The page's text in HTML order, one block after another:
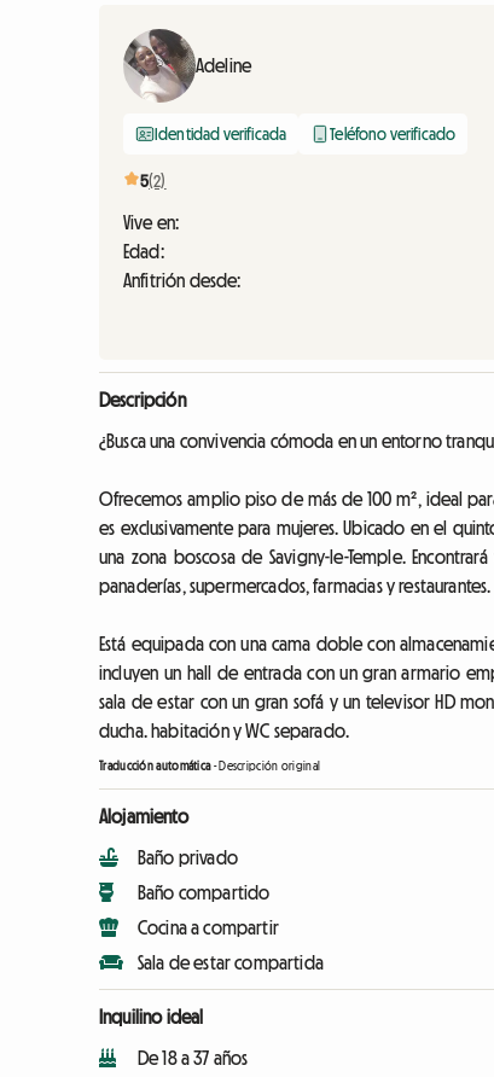
Adeline
Identidad verificada Teléfono verificado
5(2)
Vive en:
Edad:
Anfitrión desde:
Descripción
¿Busca una convivencia cómoda en un entorno
Ofrecemos amplio piso de más de 100 m², ideal
es exclusivamente para mujeres. Ubicado en el
una zona boscosa de Savigny-le-Temple.
panaderías, supermercados, farmacias y restaurantes.
Está equipada con una cama doble con
incluyen un hall de entrada con un gran armario
sala de estar con un gran sofá y un televisor HD
ducha. habitación y WC separado.
Traducción automática-Descripción original
Alojamiento
Baño privado
Baño compartido
Cocina a compartir
Sala de estar compartida
Inquilino ideal
De 18 a 37 años